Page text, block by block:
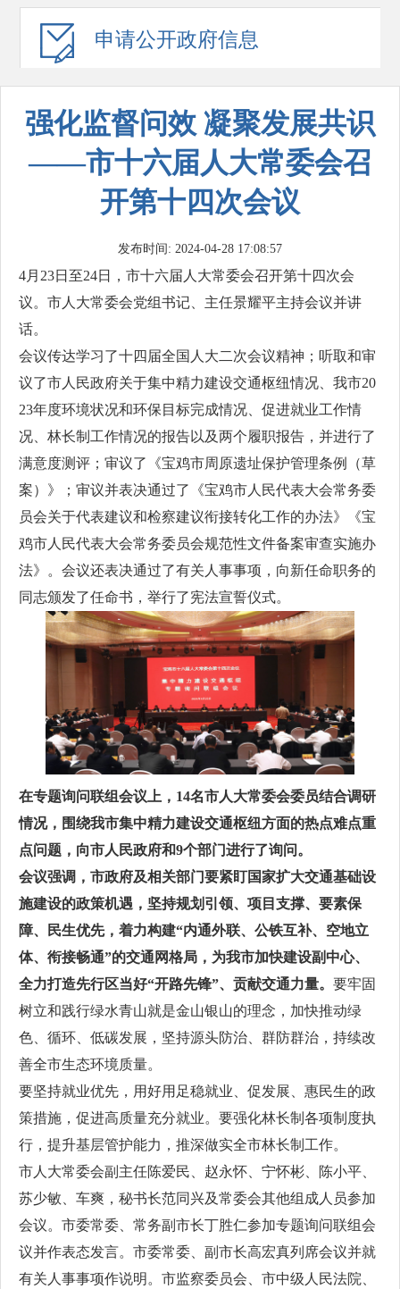
申请公开政府信息
强化监督问效 凝聚发展共识
——市十六届人大常委会召
开第十四次会议
发布时间: 2024-04-28 17:08:57
4月23日至24日，市十六届人大常委会召开第十四次会
议。市人大常委会党组书记、主任景耀平主持会议并讲
话。
会议传达学习了十四届全国人大二次会议精神；听取和审
议了市人民政府关于集中精力建设交通枢纽情况、我市20
23年度环境状况和环保目标完成情况、促进就业工作情
况、林长制工作情况的报告以及两个履职报告，并进行了
满意度测评；审议了《宝鸡市周原遗址保护管理条例（草
案）》；审议并表决通过了《宝鸡市人民代表大会常务委
员会关于代表建议和检察建议衔接转化工作的办法》《宝
鸡市人民代表大会常务委员会规范性文件备案审查实施办
法》。会议还表决通过了有关人事事项，向新任命职务的
同志颁发了任命书，举行了宪法宣誓仪式。
在专题询问联组会议上，14名市人大常委会委员结合调研
情况，围绕我市集中精力建设交通枢纽方面的热点难点重
点问题，向市人民政府和9个部门进行了询问。
会议强调，市政府及相关部门要紧盯国家扩大交通基础设
施建设的政策机遇，坚持规划引领、项目支撑、要素保
障、民生优先，着力构建“内通外联、公铁互补、空地立
体、衔接畅通”的交通网格局，为我市加快建设副中心、
全力打造先行区当好“开路先锋”、贡献交通力量。 要牢固
树立和践行绿水青山就是金山银山的理念，加快推动绿
色、循环、低碳发展，坚持源头防治、群防群治，持续改
善全市生态环境质量。
要坚持就业优先，用好用足稳就业、促发展、惠民生的政
策措施，促进高质量充分就业。要强化林长制各项制度执
行，提升基层管护能力，推深做实全市林长制工作。
市人大常委会副主任陈爱民、赵永怀、宁怀彬、陈小平、
苏少敏、车爽，秘书长范同兴及常委会其他组成人员参加
会议。市委常委、常务副市长丁胜仁参加专题询问联组会
议并作表态发言。市委常委、副市长高宏真列席会议并就
有关人事事项作说明。市监察委员会、市中级人民法院、